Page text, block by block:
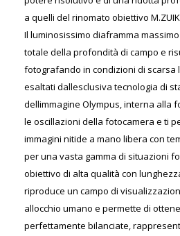
a quelli del rinomato obiettivo
Il luminosissimo diaframma
totale della profondità di campo e
fotografando in condizioni di scarsa
esaltati dallesclusiva tecnologia di
dellimmagine Olympus, interna alla
le oscillazioni della fotocamera e ti
immagini nitide a mano libera con
per una vasta gamma di situazioni
obiettivo di alta qualità con
riproduce un campo di
allocchio umano e permette di
perfettamente bilanciate,